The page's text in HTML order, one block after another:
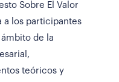
Sobre El Valor
a los participantes
de la
teóricos y